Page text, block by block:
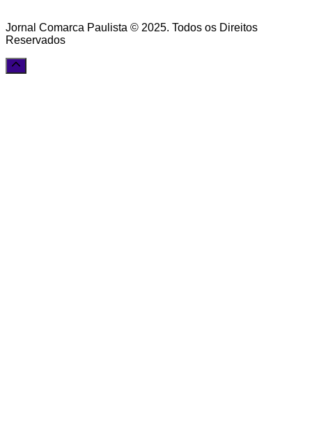
Jornal Comarca Paulista © 2025. Todos os Direitos
Reservados